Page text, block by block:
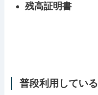
残高証明書
普段利用してい